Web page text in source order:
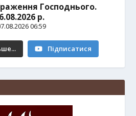
Господнього.
6.08.2026 р.
06:59
Підписатися